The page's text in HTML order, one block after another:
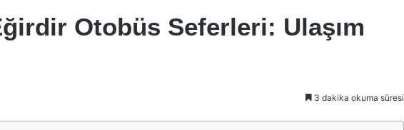
Otobüs Seferleri: Ulaşım
3 dakika okuma süresi